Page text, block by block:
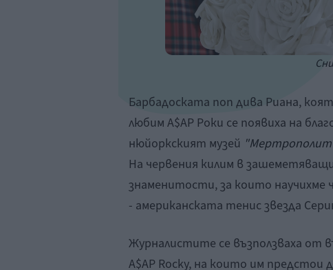
Барбадоската поп дива Риана,
любим A$AP Роки се появиха на
нюйоркският музей
На червения килим в
знаменитости, за които научихме
- американската тенис звезда
Журналистите се възползваха от
A$AP Rocky, на които им